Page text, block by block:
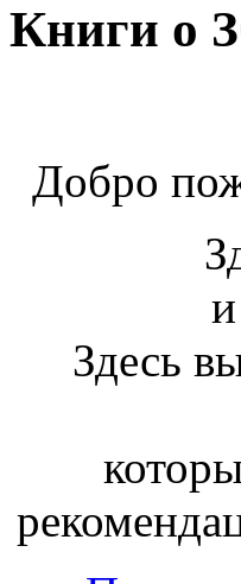
Книги о
Добро
Здесь